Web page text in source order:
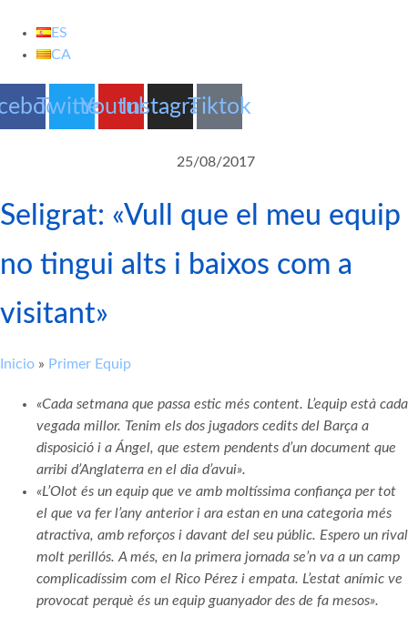
contingut
ES
CA
TwitterYoutubeInstagramTiktok
25/08/2017
Seligrat: «Vull que el meu equip
no tingui alts i baixos com a
visitant»
Inicio » Primer Equip
«Cada setmana que passa estic més content. L’equip està cada
vegada millor. Tenim els dos jugadors cedits del Barça a
disposició i a Ángel, que estem pendents d’un document que
arribi d’Anglaterra en el dia d’avui».
«L’Olot és un equip que ve amb moltíssima confiança per tot
el que va fer l’any anterior i ara estan en una categoria més
atractiva, amb reforços i davant del seu públic. Espero un rival
molt perillós. A més, en la primera jornada se’n va a un camp
complicadíssim com el Rico Pérez i empata. L’estat anímic ve
provocat perquè és un equip guanyador des de fa mesos».